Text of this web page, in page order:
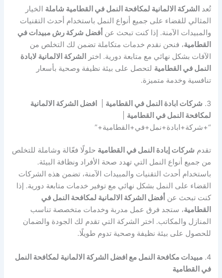
تُعد الشركة الالمانية لمكافحة النمل في القطامية شاملة الخيار
المثالي للقضاء على جميع أنواع النمل باستخدام أحدث التقنيات
والمبيدات الآمنة. إذا كنت تبحث عن أفضل شركة رش مبيدات في
القطامية، فنحن نقدم خدمات متكاملة تضمن لك التخلص من
الآفات بشكل نهائي مع متابعة دورية. اختر
الشركة الالمانية لابادة
النمل في القطامية لتحصل على بيئة نظيفة وصحية بأسعار
تنافسية وخدمة متميزة.
3. شركات ابادة النمل في القطامية
افضل الشركة الالمانية
لمكافحة النمل في القطامية
“+شركة+ابادة+نمل+في+القطامية+”
تقدم شركات إبادة النمل في القطامية حلولًا فعّالة وشاملة للتخلص
من جميع أنواع النمل التي تهدد صحة الأفراد ونظافة البيئة.
باستخدام أحدث التقنيات والمبيدات الآمنة، تضمن هذه الشركات
القضاء على النمل بشكل نهائي مع توفير خدمات متابعة دورية. إذا
كنت تبحث عن أفضل الشركة الالمانية لمكافحة النمل في
القطامية، ستجد فرق عمل مدربة وخدمات متخصصة تناسب
المنازل والمكاتب. اختر الشركة التي تقدم لك الجودة والضمان
للحصول على بيئة نظيفة وصحية تدوم طويلًا.
4. مبيدات مكافحة النمل مع افضل الشركة الالمانية لمكافحة النمل
في القطامية